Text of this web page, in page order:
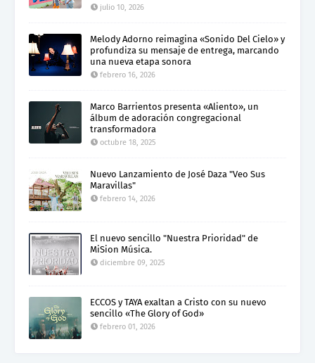
julio 10, 2026
Melody Adorno reimagina «Sonido Del Cielo» y
profundiza su mensaje de entrega, marcando
una nueva etapa sonora
febrero 16, 2026
Marco Barrientos presenta «Aliento», un
álbum de adoración congregacional
transformadora
octubre 18, 2025
Nuevo Lanzamiento de José Daza "Veo Sus
Maravillas"
febrero 14, 2026
El nuevo sencillo "Nuestra Prioridad" de
MiSion Música.
diciembre 09, 2025
ECCOS y TAYA exaltan a Cristo con su nuevo
sencillo «The Glory of God»
febrero 01, 2026